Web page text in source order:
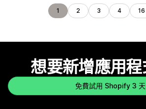
1 2 3 4 16
想要新增應用程
免費試用 Shopify 3 天